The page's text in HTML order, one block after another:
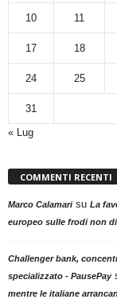
10 11
17 18
24 25
31
« Lug
COMMENTI RECENTI
Marco Calamarisu La
europeo sulle frodi non
Challenger bank,
specializzato - PausePay
mentre le italiane